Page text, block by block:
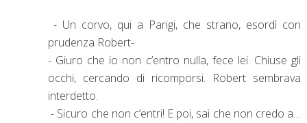
- Un corvo, qui a Parigi, che strano, esordì con
prudenza Robert-
- Giuro che io non c’entro nulla, fece lei. Chiuse gli
occhi, cercando di ricomporsi. Robert sembrava
interdetto.
- Sicuro che non c’entri! E poi, sai che non credo a…